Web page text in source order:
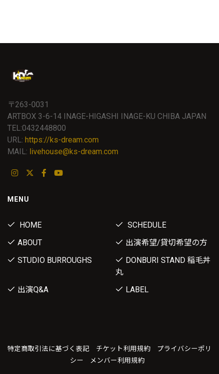
〒263-0031
ARTBOX 3-6-14 INAGE-HIGASHI INAGE-KU CHIBA JAPAN
TEL:0432448800
URL: https://ks-dream.com
MAIL: livehouse@ks-dream.com
MENU
HOME
SCHEDULE
ABOUT
出演希望/貸切希望の方
STUDIO BURROUGHS
DONBURI STAND 稲毛丼
丸
出演Q&A
LABEL
特定商取引法に基づく表記 チケット利用規約
プライバシーポリ
シー
メンバー利用規約